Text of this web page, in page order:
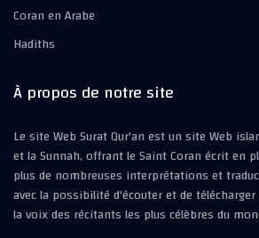
Coran en Arabe
Hadiths
À propos de notre site
Le site Web Surat Qur'an est un site Web
et la Sunnah, offrant le Saint Coran écrit en
plus de nombreuses interprétations et
avec la possibilité d'écouter et de
la voix des récitants les plus célèbres du